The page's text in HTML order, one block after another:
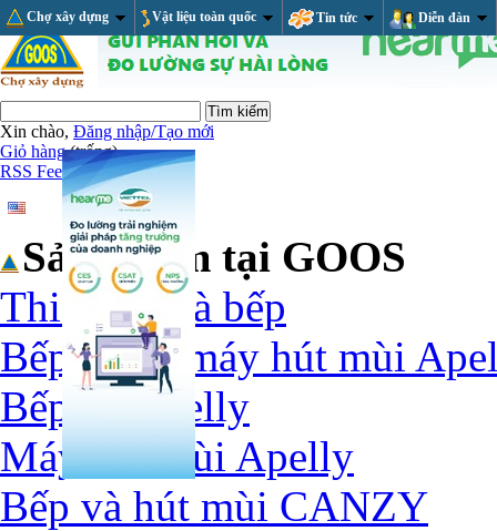
Chợ xây dựng Vật liệu toàn quốc Tin tức Diễn đàn
Xin chào, Đăng nhập/Tạo mới
Giỏ hàng (trống)
RSS Feed
Sản phẩm tại GOOS
Thiết bị nhà bếp
Bếp ga và máy hút mùi
Bếp ga Apelly
Máy hút mùi Apelly
Bếp và hút mùi CANZY